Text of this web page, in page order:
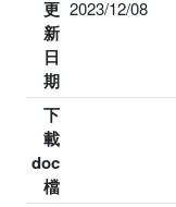
更
新
日
期
2023/12/08
下
載
doc
檔